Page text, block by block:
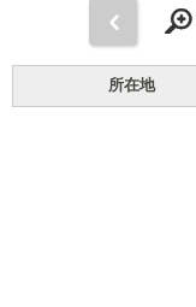
所在地